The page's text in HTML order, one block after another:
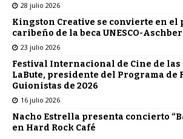
28 julio 2026
Kingston Creative se convierte en
caribeño de la beca UNESCO-
23 julio 2026
Festival Internacional de Cine de las
LaBute, presidente del Programa de
Guionistas de 2026
16 julio 2026
Nacho Estrella presenta concierto
en Hard Rock Café